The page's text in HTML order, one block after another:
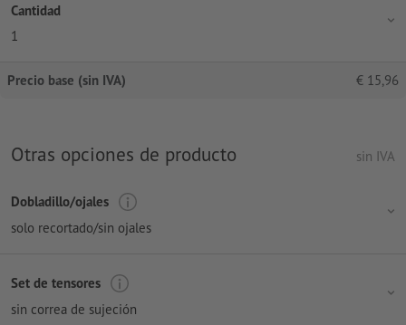
Cantidad
1
Precio base (sin IVA) € 15,96
Otras opciones de producto sin IVA
Dobladillo/ojales
solo recortado/sin ojales
Set de tensores
sin correa de sujeción